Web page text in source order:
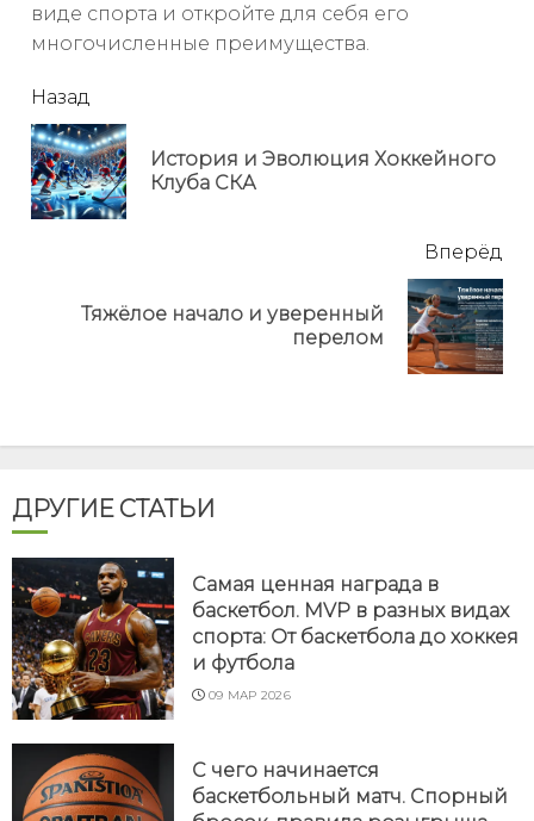
виде спорта и откройте для себя его
многочисленные преимущества.
читать
еще
Назад
История и Эволюция Хоккейного
Клуба СКА
Вперёд
Тяжёлое начало и уверенный
перелом
ДРУГИЕ СТАТЬИ
Самая ценная награда в
баскетбол. MVP в разных видах
спорта: От баскетбола до хоккея
и футбола
09 МАР 2026
С чего начинается
баскетбольный матч. Спорный